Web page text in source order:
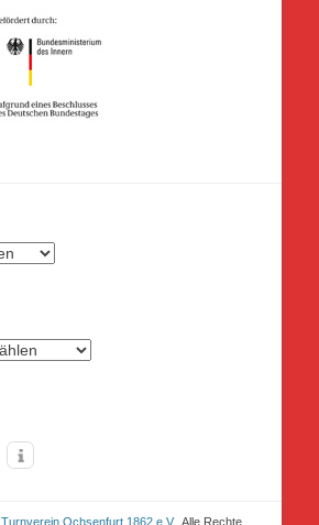
Turnverein Ochsenfurt 1862 e.V. . Alle Rechte